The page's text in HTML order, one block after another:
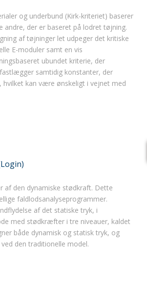
og underbund (Kirk-kriteriet) baserer
der er baseret på lodret tøjning.
af tøjninger let udpeger det kritiske
E-moduler samt en vis
ubundet kriterie, der
samtidig konstanter, der
hvilket kan være ønskeligt i vejnet med
af den dynamiske stødkraft. Dette
faldlodsanalyseprogrammer.
af det statiske tryk, i
med stødkræfter i tre niveauer, kaldet
både dynamisk og statisk tryk, og
den traditionelle model.